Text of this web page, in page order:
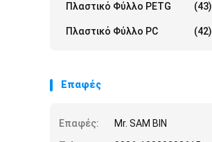
Πλαστικό Φύλλο PETG (43)
Πλαστικό Φύλλο PC (42)
Επαφές
Επαφές:
Mr. SAM BIN